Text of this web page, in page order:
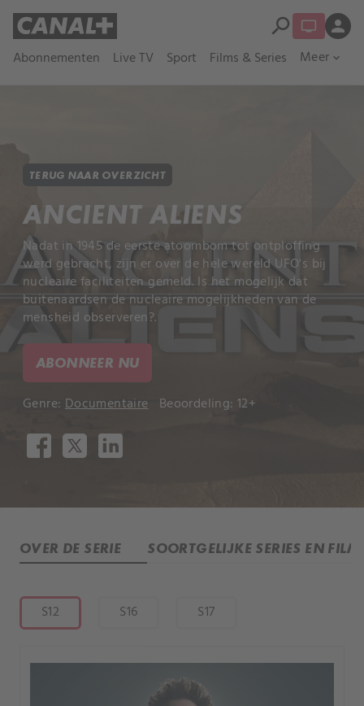
Abonnementen Live TV Sport Films & Series Meer expand_more
search person
TERUG NAAR OVERZICHT
ANCIENT ALIENS
Nadat in 1945 de eerste atoombom tot ontploffing
werd gebracht, zijn er over de hele wereld UFO's bij
nucleaire faciliteiten gemeld. Is het mogelijk dat
buitenaardsen de nucleaire mogelijkheden van de
mensheid observeren?.
ABONNEER NU
Genre: Documentaire Beoordeling: 12+
OVER DE SERIE SOORTGELIJKE SERIES EN
S12 S16 S17